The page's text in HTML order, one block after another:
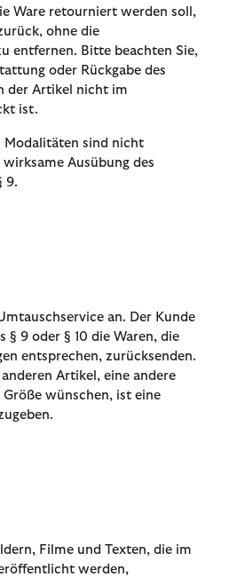
Ware retourniert werden soll,
ohne die
entfernen. Bitte beachten Sie,
oder Rückgabe des
der Artikel nicht im
ist.
sind nicht
Ausübung des
9.
an. Der Kunde
§ 9 oder § 10 die Waren, die
entsprechen, zurücksenden.
Artikel, eine andere
Größe wünschen, ist eine
Filme und Texten, die im
werden,